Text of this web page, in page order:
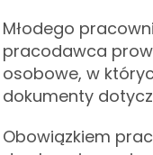
Młodego
pracodawca
osobowe, w
dokumenty
Obowiązkiem